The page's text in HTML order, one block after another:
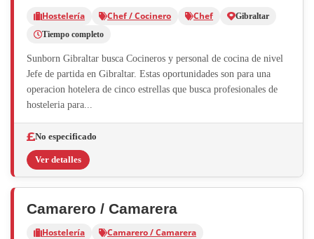
Hostelería Chef / Cocinero Chef
Gibraltar
Tiempo completo
Sunborn Gibraltar busca Cocineros y personal de cocina de nivel
Jefe de partida en Gibraltar. Estas oportunidades son para una
operacion hotelera de cinco estrellas que busca profesionales de
hosteleria para...
No especificado
Ver detalles
Camarero / Camarera
Hostelería
Camarero / Camarera